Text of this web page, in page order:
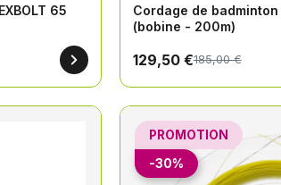
65
Cordage de badminton
(bobine - 200m)
129,50 €185,00 €
PROMOTION
-30%